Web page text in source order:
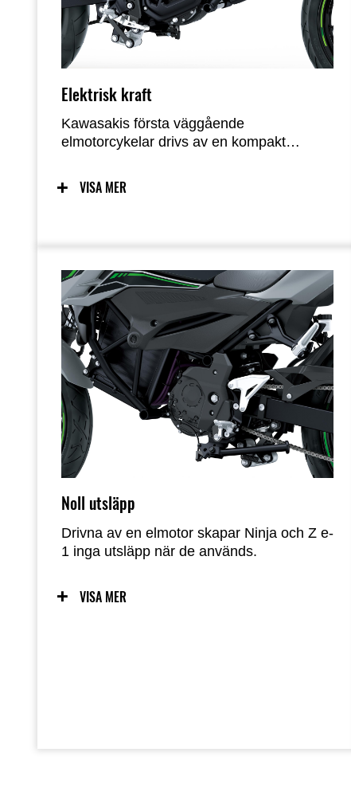
Elektrisk kraft
Kawasakis första väggående
elmotorcykelar drivs av en kompakt
acceleration och bottenvrid. Förarens
valbara körprogram bidrar till förarens
förarvänliga elmotorn är också ren och
tyst.
VISA MER
Noll utsläpp
Drivna av en elmotor skapar Ninja och Z e-
1 inga utsläpp när de används.
VISA MER